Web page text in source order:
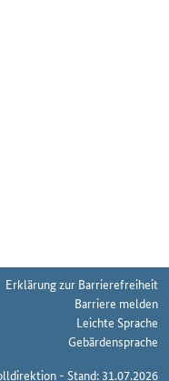
Erklärung zur Barrierefreiheit
Barriere melden
Leichte Sprache
Gebärdensprache
- Stand: 31.07.2026